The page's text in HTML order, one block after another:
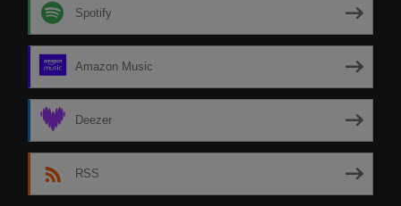
Spotify
Amazon Music
Deezer
RSS